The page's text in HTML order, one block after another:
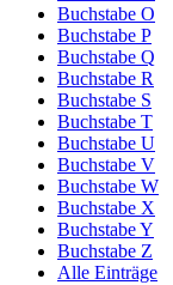
Buchstabe O
Buchstabe P
Buchstabe Q
Buchstabe R
Buchstabe S
Buchstabe T
Buchstabe U
Buchstabe V
Buchstabe W
Buchstabe X
Buchstabe Y
Buchstabe Z
Alle Einträge